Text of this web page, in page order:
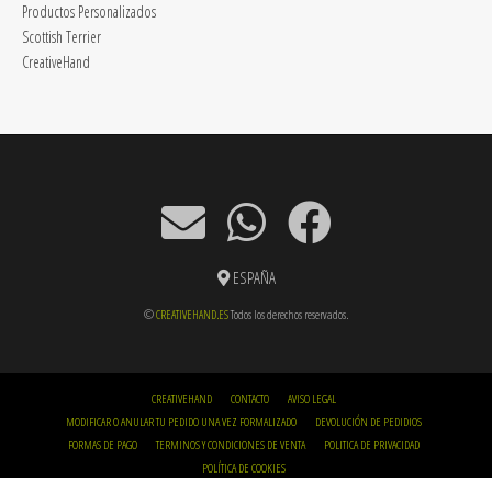
Productos Personalizados
Scottish Terrier
CreativeHand
ESPAÑA
©CREATIVEHAND.ESTodos los derechos reservados.
CREATIVEHAND CONTACTO
AVISO LEGAL
MODIFICAR O ANULAR TU PEDIDO UNA VEZ FORMALIZADO
DEVOLUCIÓN DE PEDIDIOS
FORMAS DE PAGO
TERMINOS Y CONDICIONES DE VENTA
POLITICA DE PRIVACIDAD
POLÍTICA DE COOKIES